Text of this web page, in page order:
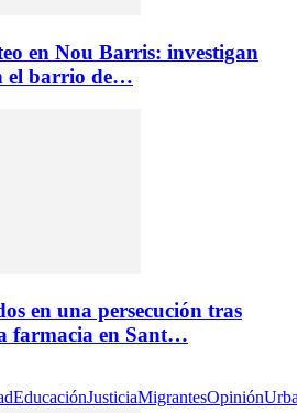
en Nou Barris: investigan
el barrio de…
en una persecución tras
farmacia en Sant…
EducaciónJusticiaMigrantesOpinión